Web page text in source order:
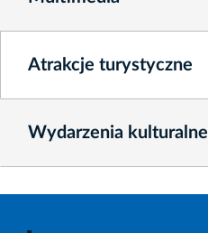
Atrakcje turystyczne
Wydarzenia kulturalne